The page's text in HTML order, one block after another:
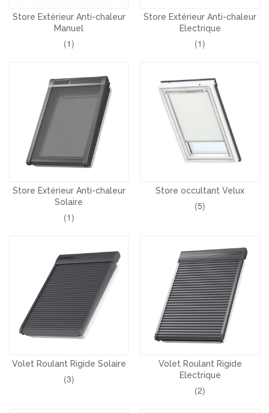
Store Extérieur Anti-chaleur
Manuel
(1)
Store Extérieur Anti-chaleur
Electrique
(1)
Store Extérieur Anti-chaleur
Solaire
(1)
Store occultant Velux
(5)
Volet Roulant Rigide Solaire
(3)
Volet Roulant Rigide
Electrique
(2)